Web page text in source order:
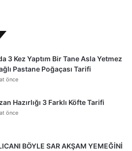
3 Kez Yaptım Bir Tane Asla Yetmez
Pastane Poğaçası Tarifi
önce
Hazırlığı 3 Farklı Köfte Tarifi
önce
BÖYLE SAR AKŞAM YEMEĞİNİ